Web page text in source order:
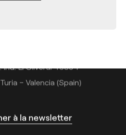
Ind. El Oliveral 46394
– Valencia (Spain)
à la newsletter